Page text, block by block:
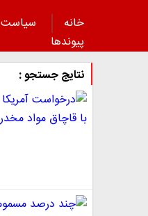
خانه سیاست
پیوند‌ها
نتایج جستجو :